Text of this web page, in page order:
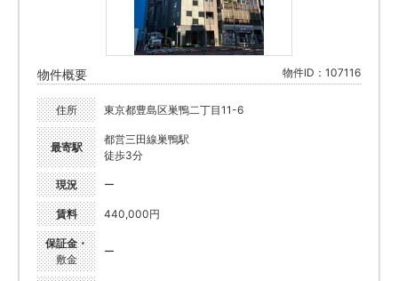
物件概要 物件ID：107116
住所 東京都豊島区巣鴨二丁目11-6
最寄駅
都営三田線巣鴨駅
徒歩3分
現況 ー
賃料 440,000円
保証金・
敷金
ー